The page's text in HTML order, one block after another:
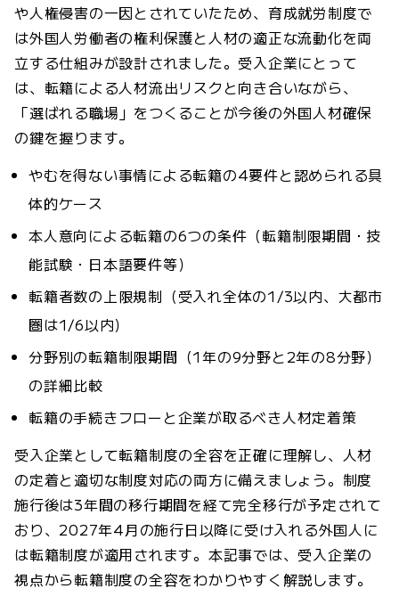
や人権侵害の一因とされていたため、育成就労制度で
は外国人労働者の権利保護と人材の適正な流動化を両
立する仕組みが設計されました。受入企業にとって
は、転籍による人材流出リスクと向き合いながら、
「選ばれる職場」をつくることが今後の外国人材確保
の鍵を握ります。
やむを得ない事情による転籍の4要件と認められる具
体的ケース
本人意向による転籍の6つの条件（転籍制限期間・技
能試験・日本語要件等）
転籍者数の上限規制（受入れ全体の1/3以内、大都市
圏は1/6以内）
分野別の転籍制限期間（1年の9分野と2年の8分野）
の詳細比較
転籍の手続きフローと企業が取るべき人材定着策
受入企業として転籍制度の全容を正確に理解し、人材
の定着と適切な制度対応の両方に備えましょう。制度
施行後は3年間の移行期間を経て完全移行が予定されて
おり、2027年4月の施行日以降に受け入れる外国人に
は転籍制度が適用されます。本記事では、受入企業の
視点から転籍制度の全容をわかりやすく解説します。